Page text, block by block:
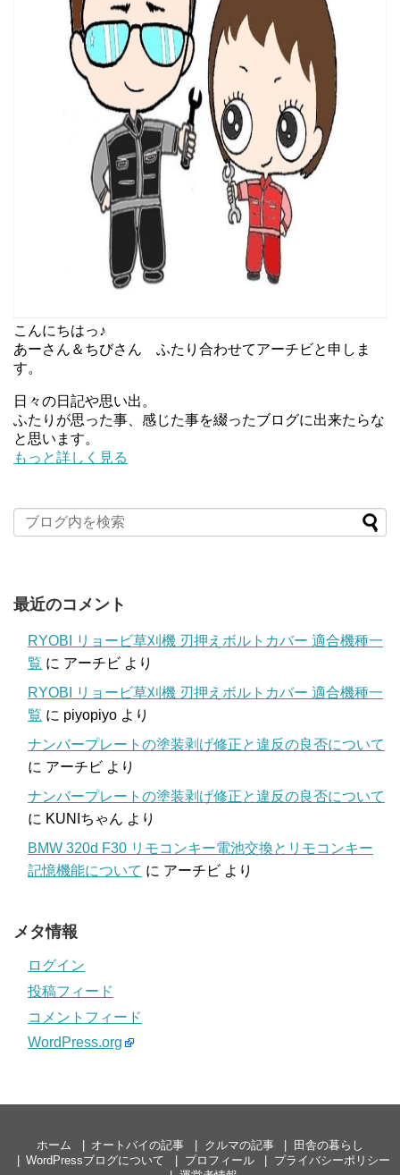
こんにちはっ♪
あーさん＆ちびさん ふたり合わせてアーチビと申しま
す。
日々の日記や思い出。
ふたりが思った事、感じた事を綴ったブログに出来たらな
と思います。
もっと詳しく見る
最近のコメント
RYOBI リョービ草刈機 刃押えボルトカバー 適合機種一
覧 に アーチビ より
RYOBI リョービ草刈機 刃押えボルトカバー 適合機種一
覧 に piyopiyo より
ナンバープレートの塗装剥げ修正と違反の良否について
に アーチビ より
ナンバープレートの塗装剥げ修正と違反の良否について
に KUNIちゃん より
BMW 320d F30 リモコンキー電池交換とリモコンキー
記憶機能について に アーチビ より
メタ情報
ログイン
投稿フィード
コメントフィード
WordPress.org
ホーム オートバイの記事 クルマの記事
田舎の暮らし
WordPressブログについて
プロフィール
プライバシーポリシー